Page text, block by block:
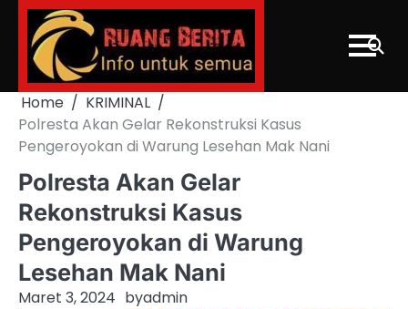
Skip
content
Home
KRIMINAL
Polresta Akan Gelar Rekonstruksi Kasus
Pengeroyokan di Warung Lesehan Mak Nani
Polresta Akan Gelar
Rekonstruksi Kasus
Pengeroyokan di Warung
Lesehan Mak Nani
Maret 3, 2024 byadmin